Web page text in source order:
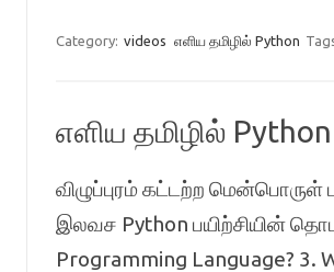
Category: videos எளிய தமிழில் Python
எளிய தமிழில்
விழுப்புரம் கட்டற்ற மென்பொருள்
இலவச Python பயிற்சியின்
Programming Language? 3.